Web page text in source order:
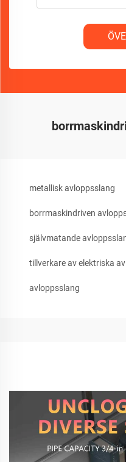
metallisk avloppsslang
borrmaskindriven
självmatande
tillverkare av elektriska
avloppsslang